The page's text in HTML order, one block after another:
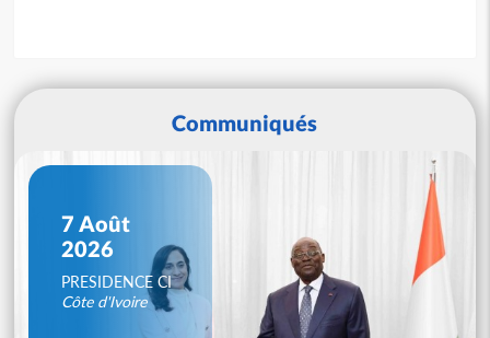
Communiqués
7 Août
2026
PRESIDENCE CI
Côte d'Ivoire